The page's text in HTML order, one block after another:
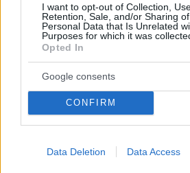
I want to opt-out of Collection,
Retention, Sale, and/or Sharing
Personal Data that Is Unrelated
Purposes for which it was
Opted In
Google consents
CONFIRM
Data Deletion Data Access